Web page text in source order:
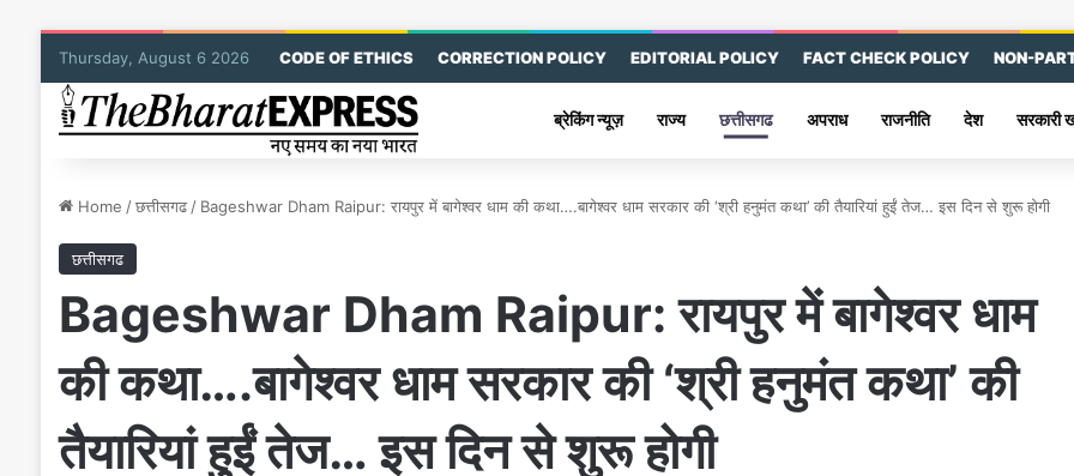
Thursday, August 6 2026 CODE OF ETHICS CORRECTION POLICY EDITORIAL POLICY FACT CHECK POLICY NON-
ब्रेकिंग न्यूज़ राज्य छत्तीसगढ अपराध राजनीति देश सरकारी
Home / छत्तीसगढ / Bageshwar Dham Raipur: रायपुर में बागेश्वर धाम की कथा….बागेश्वर धाम सरकार की ‘श्री हनुमंत कथा’ की तैयारियां हुईं तेज… इस दिन से शुरू होगी
छत्तीसगढ
Bageshwar Dham Raipur: रायपुर में बागेश्वर धाम
की कथा….बागेश्वर धाम सरकार की ‘श्री हनुमंत कथा’ की
तैयारियां हुईं तेज… इस दिन से शुरू होगी